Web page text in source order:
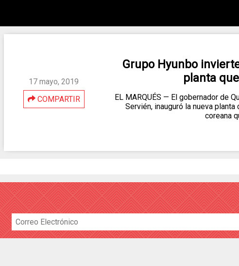
17 mayo, 2019
COMPARTIR
Grupo Hyunbo
planta
EL MARQUÉS — El gobernador de
Servién, inauguró la nueva
coreana